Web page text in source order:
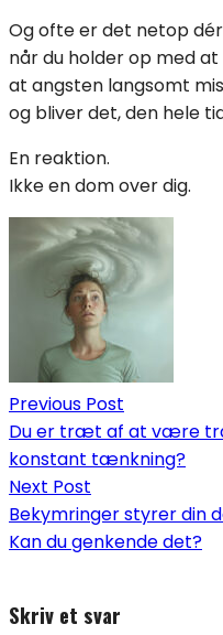
Og ofte er det netop
når du holder op med
at angsten langsomt
og bliver det, den hele
En reaktion.
Ikke en dom over dig.
Indlægsnavigation
Previous Post
Du er træt af at være
konstant tænkning?
Next Post
Bekymringer styrer din
Kan du genkende det?
Skriv et svar